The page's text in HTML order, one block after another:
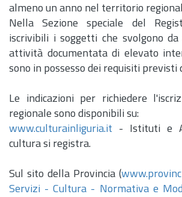
almeno un anno nel territorio
Nella Sezione speciale del
iscrivibili i soggetti che svolgono
attività documentata di elevato
sono in possesso dei requisiti previsti
Le indicazioni per richiedere
regionale sono disponibili su:
www.culturainliguria.it - Istituti e
cultura si registra.
Sul sito della Provincia (
Servizi - Cultura - Normativa e